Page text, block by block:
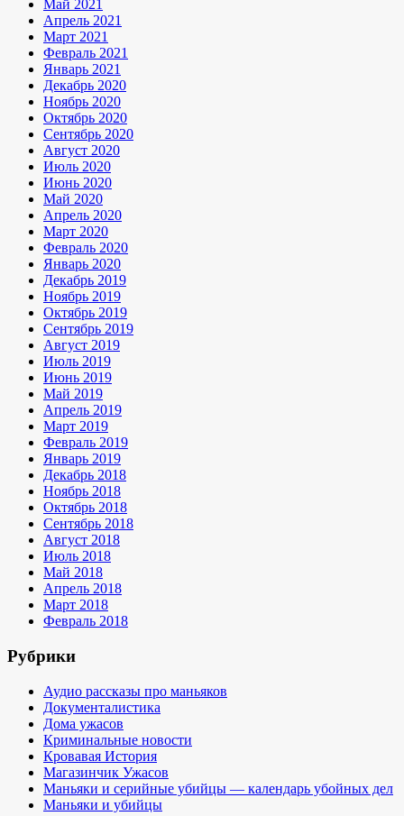
Май 2021
Апрель 2021
Март 2021
Февраль 2021
Январь 2021
Декабрь 2020
Ноябрь 2020
Октябрь 2020
Сентябрь 2020
Август 2020
Июль 2020
Июнь 2020
Май 2020
Апрель 2020
Март 2020
Февраль 2020
Январь 2020
Декабрь 2019
Ноябрь 2019
Октябрь 2019
Сентябрь 2019
Август 2019
Июль 2019
Июнь 2019
Май 2019
Апрель 2019
Март 2019
Февраль 2019
Январь 2019
Декабрь 2018
Ноябрь 2018
Октябрь 2018
Сентябрь 2018
Август 2018
Июль 2018
Май 2018
Апрель 2018
Март 2018
Февраль 2018
Рубрики
Аудио рассказы про маньяков
Документалистика
Дома ужасов
Криминальные новости
Кровавая История
Магазинчик Ужасов
Маньяки и серийные убийцы — календарь убойных дел
Маньяки и убийцы